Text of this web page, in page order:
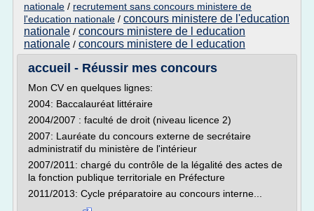
nationale / recrutement sans concours ministere de
l'education nationale / concours ministere de l'education
nationale / concours ministere de l education
nationale / concours ministere de l education
accueil - Réussir mes concours
Mon CV en quelques lignes:
2004: Baccalauréat littéraire
2004/2007 : faculté de droit (niveau licence 2)
2007: Lauréate du concours externe de secrétaire
administratif du ministère de l'intérieur
2007/2011: chargé du contrôle de la légalité des actes de
la fonction publique territoriale en Préfecture
2011/2013: Cycle préparatoire au concours interne...